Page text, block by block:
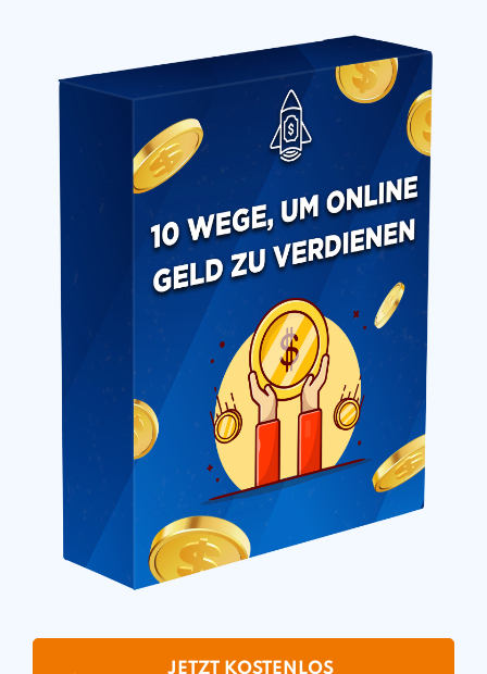
JETZT KOSTENLOS